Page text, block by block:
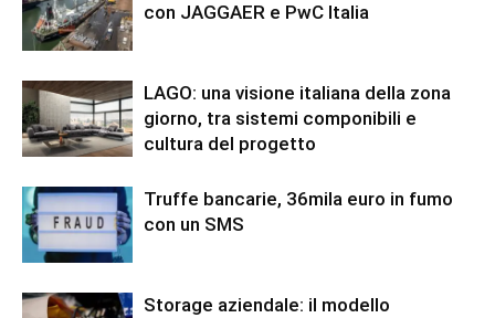
con JAGGAER e PwC Italia
LAGO: una visione italiana della zona
giorno, tra sistemi componibili e
cultura del progetto
Truffe bancarie, 36mila euro in fumo
con un SMS
Storage aziendale: il modello